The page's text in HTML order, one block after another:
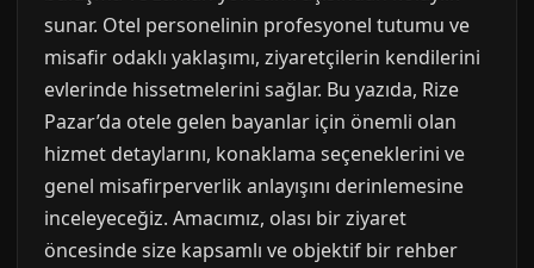
sunar. Otel personelinin profesyonel tutumu ve
misafir odaklı yaklaşımı, ziyaretçilerin kendilerini
evlerinde hissetmelerini sağlar. Bu yazıda, Rize
Pazar’da otele gelen bayanlar için önemli olan
hizmet detaylarını, konaklama seçeneklerini ve
genel misafirperverlik anlayışını derinlemesine
inceleyeceğiz. Amacımız, olası bir ziyaret
öncesinde size kapsamlı ve objektif bir rehber